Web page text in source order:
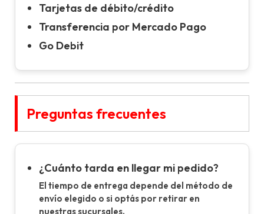
Tarjetas de débito/crédito
Transferencia por Mercado Pago
Go Debit
Preguntas frecuentes
¿Cuánto tarda en llegar mi pedido?
El tiempo de entrega depende del método de
envío elegido o si optás por retirar en
nuestras sucursales.